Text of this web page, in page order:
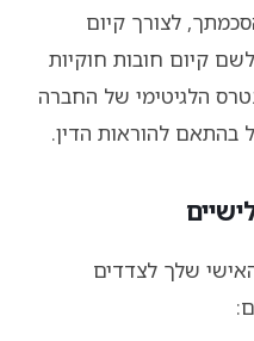
לצורך קיום
קיום חובות חוקיות
הלגיטימי של החברה
בהתאם להוראות הדין.
שלך לצדדים